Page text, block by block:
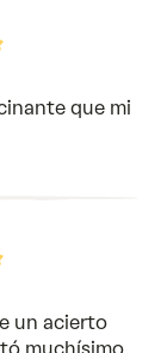
que mi
un acierto